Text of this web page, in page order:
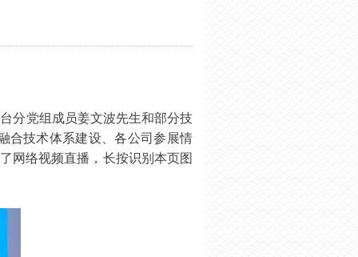
分党组成员姜文波先生和部分技
合技术体系建设、各公司参展情
网络视频直播，长按识别本页图